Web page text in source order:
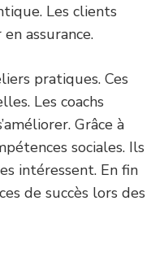
Les clients
assurance.
pratiques. Ces
Les coachs
Grâce à
sociales. Ils
intéressent. En fin
de succès lors des